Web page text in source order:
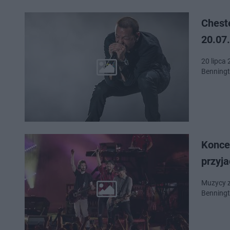
20 lipca
Muzycy